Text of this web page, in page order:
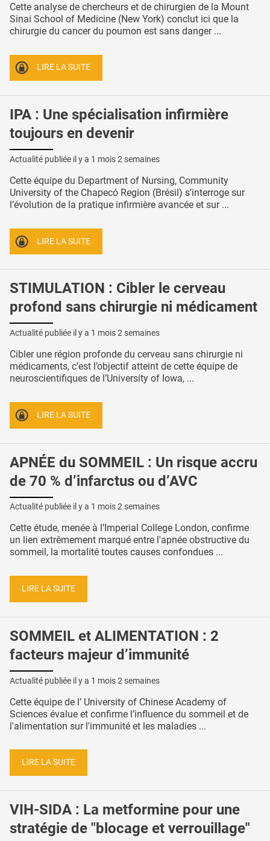
Cette analyse de chercheurs et de chirurgien de la Mount
Sinai School of Medicine (New York) conclut ici que la
chirurgie du cancer du poumon est sans danger ...
LIRE LA SUITE
IPA : Une spécialisation infirmière
toujours en devenir
Actualité publiée il y a 1 mois 2 semaines
Cette équipe du Department of Nursing, Community
University of the Chapecó Region (Brésil) s’interroge sur
l’évolution de la pratique infirmière avancée et sur ...
LIRE LA SUITE
STIMULATION : Cibler le cerveau
profond sans chirurgie ni médicament
Actualité publiée il y a 1 mois 2 semaines
Cibler une région profonde du cerveau sans chirurgie ni
médicaments, c’est l’objectif atteint de cette équipe de
neuroscientifiques de l’University of Iowa, ...
LIRE LA SUITE
APNÉE du SOMMEIL : Un risque accru
de 70 % d’infarctus ou d’AVC
Actualité publiée il y a 1 mois 2 semaines
Cette étude, menée à l’Imperial College London, confirme
un lien extrêmement marqué entre l'apnée obstructive du
sommeil, la mortalité toutes causes confondues ...
LIRE LA SUITE
SOMMEIL et ALIMENTATION : 2
facteurs majeur d’immunité
Actualité publiée il y a 1 mois 2 semaines
Cette équipe de l’ University of Chinese Academy of
Sciences évalue et confirme l’influence du sommeil et de
l'alimentation sur l'immunité et les maladies ...
LIRE LA SUITE
VIH-SIDA : La metformine pour une
stratégie de "blocage et verrouillage"